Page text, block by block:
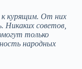
курящим. От них
Никаких советов,
только
народных